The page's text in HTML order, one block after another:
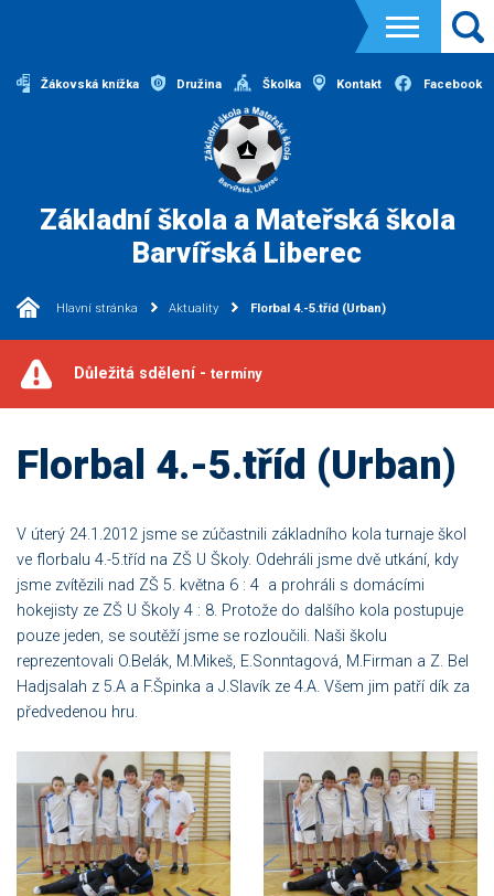
Žákovská knížka Družina Školka Kontakt Facebook
Základní škola a Mateřská škola
Barvířská Liberec
Hlavní stránka Aktuality Florbal 4.-5.tříd (Urban)
Důležitá sdělení - termíny
Florbal 4.-5.tříd (Urban)
V úterý 24.1.2012 jsme se zúčastnili základního kola turnaje škol
ve florbalu 4.-5.tříd na ZŠ U Školy. Odehráli jsme dvě utkání, kdy
jsme zvítězili nad ZŠ 5. května 6 : 4 a prohráli s domácími
hokejisty ze ZŠ U Školy 4 : 8. Protože do dalšího kola postupuje
pouze jeden, se soutěží jsme se rozloučili. Naši školu
reprezentovali O.Belák, M.Mikeš, E.Sonntagová, M.Firman a Z. Bel
Hadjsalah z 5.A a F.Špinka a J.Slavík ze 4.A. Všem jim patří dík za
předvedenou hru.